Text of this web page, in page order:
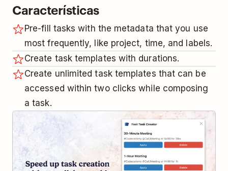
Características
Pre-fill tasks with the metadata that you use
most frequently, like project, time, and labels.
Create task templates with durations.
Create unlimited task templates that can be
accessed within two clicks while composing
a task.